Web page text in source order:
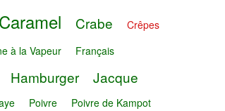
Caramel Crabe
Crêpes
à la Vapeur Français
Hamburger Jacque
Poivre Poivre de Kampot